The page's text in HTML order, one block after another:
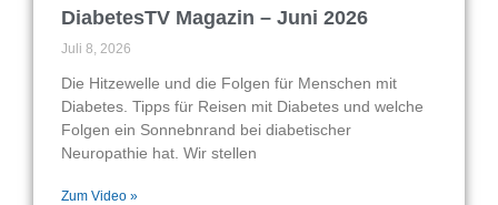
DiabetesTV Magazin – Juni 2026
Juli 8, 2026
Die Hitzewelle und die Folgen für Menschen mit
Diabetes. Tipps für Reisen mit Diabetes und welche
Folgen ein Sonnebnrand bei diabetischer
Neuropathie hat. Wir stellen
Zum Video »